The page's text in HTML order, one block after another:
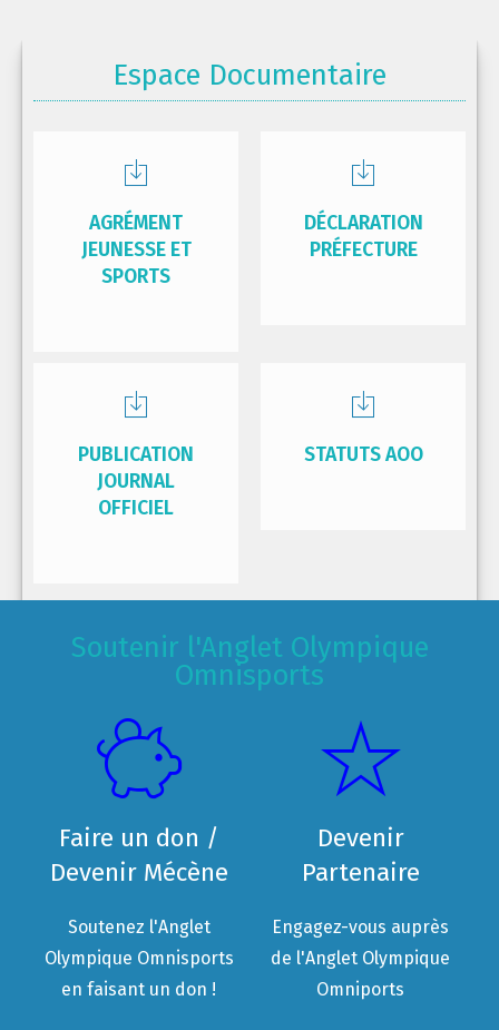
Espace Documentaire
AGRÉMENT
JEUNESSE ET
SPORTS
DÉCLARATION
PRÉFECTURE
PUBLICATION
JOURNAL
OFFICIEL
STATUTS AOO
Soutenir l'Anglet Olympique
Omnisports
Faire un don /
Devenir Mécène
Soutenez l'Anglet
Olympique Omnisports
en faisant un don !
Devenir
Partenaire
Engagez-vous auprès
de l'Anglet Olympique
Omniports